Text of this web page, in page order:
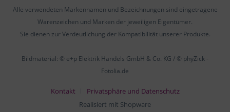
Alle verwendeten Markennamen und Bezeichnungen sind eingetragene
Warenzeichen und Marken der jeweiligen Eigentümer.
Sie dienen zur Verdeutlichung der Kompatibilität unserer Produkte.
Bildmaterial: © e+p Elektrik Handels GmbH & Co. KG / © phyZick -
Fotolia.de
Kontakt
Privatsphäre und Datenschutz
Realisiert mit Shopware